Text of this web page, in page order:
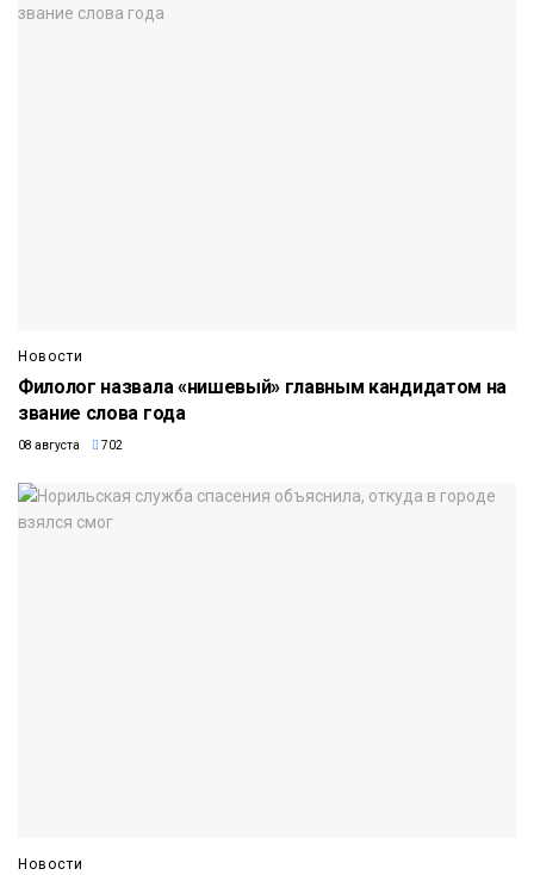
Новости
Филолог назвала «нишевый» главным кандидатом на
звание слова года
08 августа 702
Новости